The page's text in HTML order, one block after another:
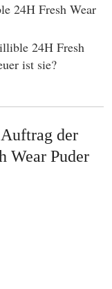
24H Fresh Wear
24H Fresh
ist sie?
der
Wear Puder